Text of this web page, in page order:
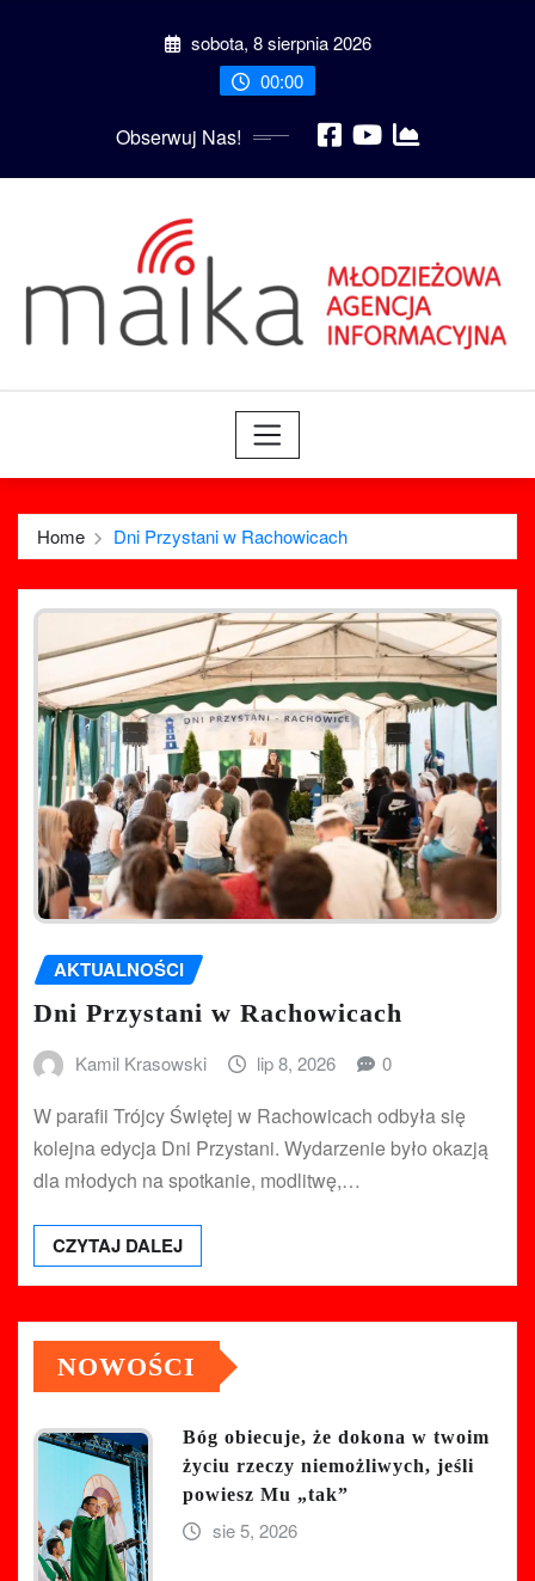
sobota, 8 sierpnia 2026
00:00
Obserwuj Nas!
Home Dni Przystani w Rachowicach
AKTUALNOŚCI
Dni Przystani w Rachowicach
Kamil Krasowski lip 8, 2026 0
W parafii Trójcy Świętej w Rachowicach odbyła się
kolejna edycja Dni Przystani. Wydarzenie było okazją
dla młodych na spotkanie, modlitwę,…
CZYTAJ DALEJ
NOWOŚCI
Bóg obiecuje, że dokona w twoim
życiu rzeczy niemożliwych, jeśli
powiesz Mu „tak”
sie 5, 2026